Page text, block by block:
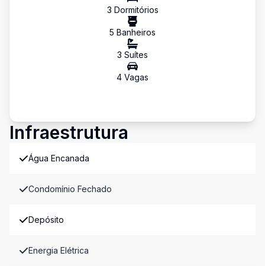
3 Dormitórios
5 Banheiros
3 Suítes
4 Vagas
Infraestrutura
Água Encanada
Condomínio Fechado
Depósito
Energia Elétrica